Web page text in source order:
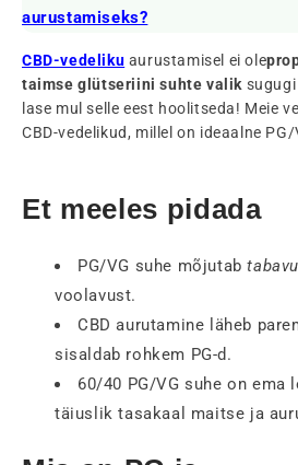
aurustamiseks?
CBD-vedeliku aurustamisel ei ole
taimse glütseriini suhte valik
lase mul selle eest hoolitseda! Meie
CBD-vedelikud, millel on ideaalne PG/
Et meeles pidada
PG/VG suhe mõjutab
voolavust.
CBD aurutamine läheb
sisaldab rohkem PG-d.
60/40 PG/VG suhe on ema
täiuslik tasakaal maitse ja